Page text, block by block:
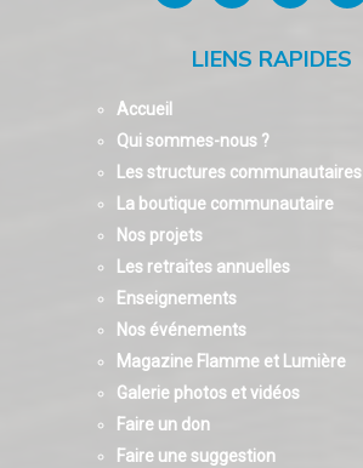
LIENS RAPIDES
Accueil
Qui sommes-nous ?
Les structures communautaires
La boutique communautaire
Nos projets
Les retraites annuelles
Enseignements
Nos événements
Magazine Flamme et Lumière
Galerie photos et vidéos
Faire un don
Faire une suggestion